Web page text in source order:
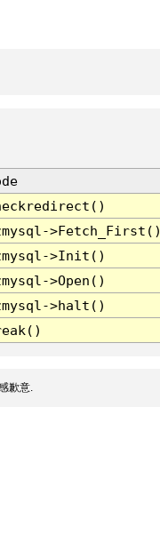
>Init()
>Open()
>halt()
歉意.